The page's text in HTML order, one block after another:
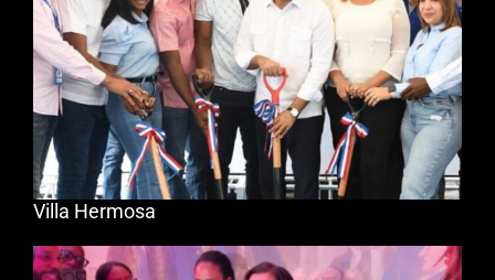
Villa Hermosa